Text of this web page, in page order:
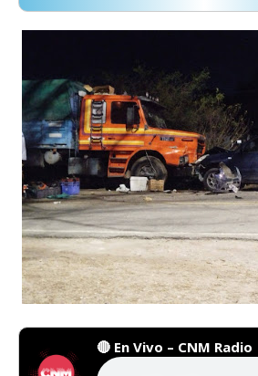
🔴 En Vivo – CNM Radio